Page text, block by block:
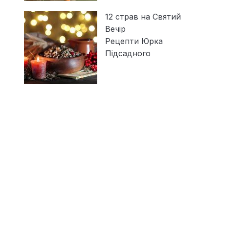
12 страв на Святий
Вечір
Рецепти Юрка
Підсадного